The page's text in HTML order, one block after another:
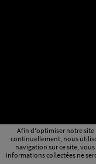
Afin d'optimiser notre
continuellement, nous
navigation sur ce site,
informations collectées ne